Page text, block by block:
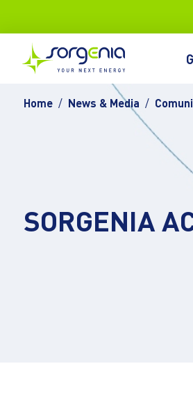
Home News & Media
SORGENIA